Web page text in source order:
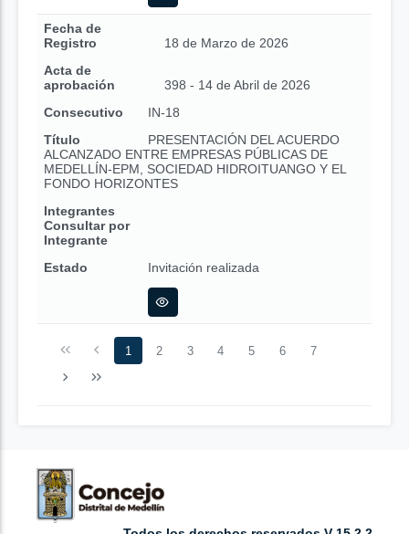
Fecha de
Registro
18 de Marzo de 2026
Acta de
aprobación
398 - 14 de Abril de 2026
Consecutivo
IN-18
Título
PRESENTACIÓN DEL ACUERDO
ALCANZADO ENTRE EMPRESAS PÚBLICAS DE
MEDELLÍN-EPM, SOCIEDAD HIDROITUANGO Y EL
FONDO HORIZONTES
Integrantes
Consultar por
Integrante
Estado
Invitación realizada
1 2 3 4 5 6 7